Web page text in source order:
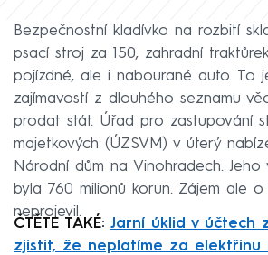
Bezpečnostní kladívko na rozbití
psací stroj za 150, zahradní
pojízdné, ale i nabourané auto. To
zajímavostí z dlouhého seznamu
prodat stát. Úřad pro zastupování
majetkových (ÚZSVM) v úterý
Národní dům na Vinohradech.
byla 760 milionů korun. Zájem ale o
neprojevil.
ČTĚTE TAKÉ: Jarní úklid v účtech
zjistit, že neplatíme za elektřinu